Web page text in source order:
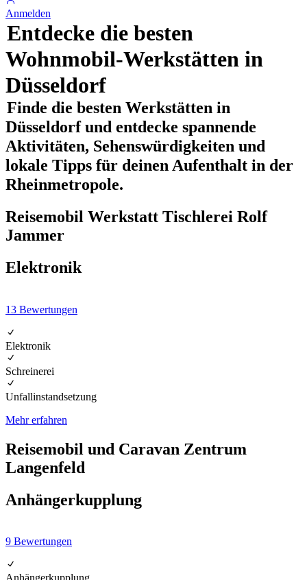
Anmelden
Entdecke die besten
Wohnmobil-Werkstätten in
Düsseldorf
Finde die besten Werkstätten in
Düsseldorf und entdecke spannende
Aktivitäten, Sehenswürdigkeiten und
lokale Tipps für deinen Aufenthalt in der
Rheinmetropole.
Reisemobil Werkstatt Tischlerei Rolf
Jammer
Elektronik
13 Bewertungen
Elektronik
Schreinerei
Unfallinstandsetzung
Mehr erfahren
Reisemobil und Caravan Zentrum
Langenfeld
Anhängerkupplung
9 Bewertungen